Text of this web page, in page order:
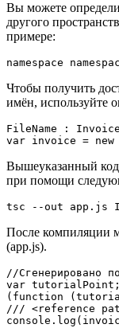
Вы можете
другого
примере:
Чтобы получить
имён, используйте
FileName :
Вышеуказанный
при помощи
После компиляции
(app.js).
//Сгенерировано
var tutorialPoint;
(function
/// <reference